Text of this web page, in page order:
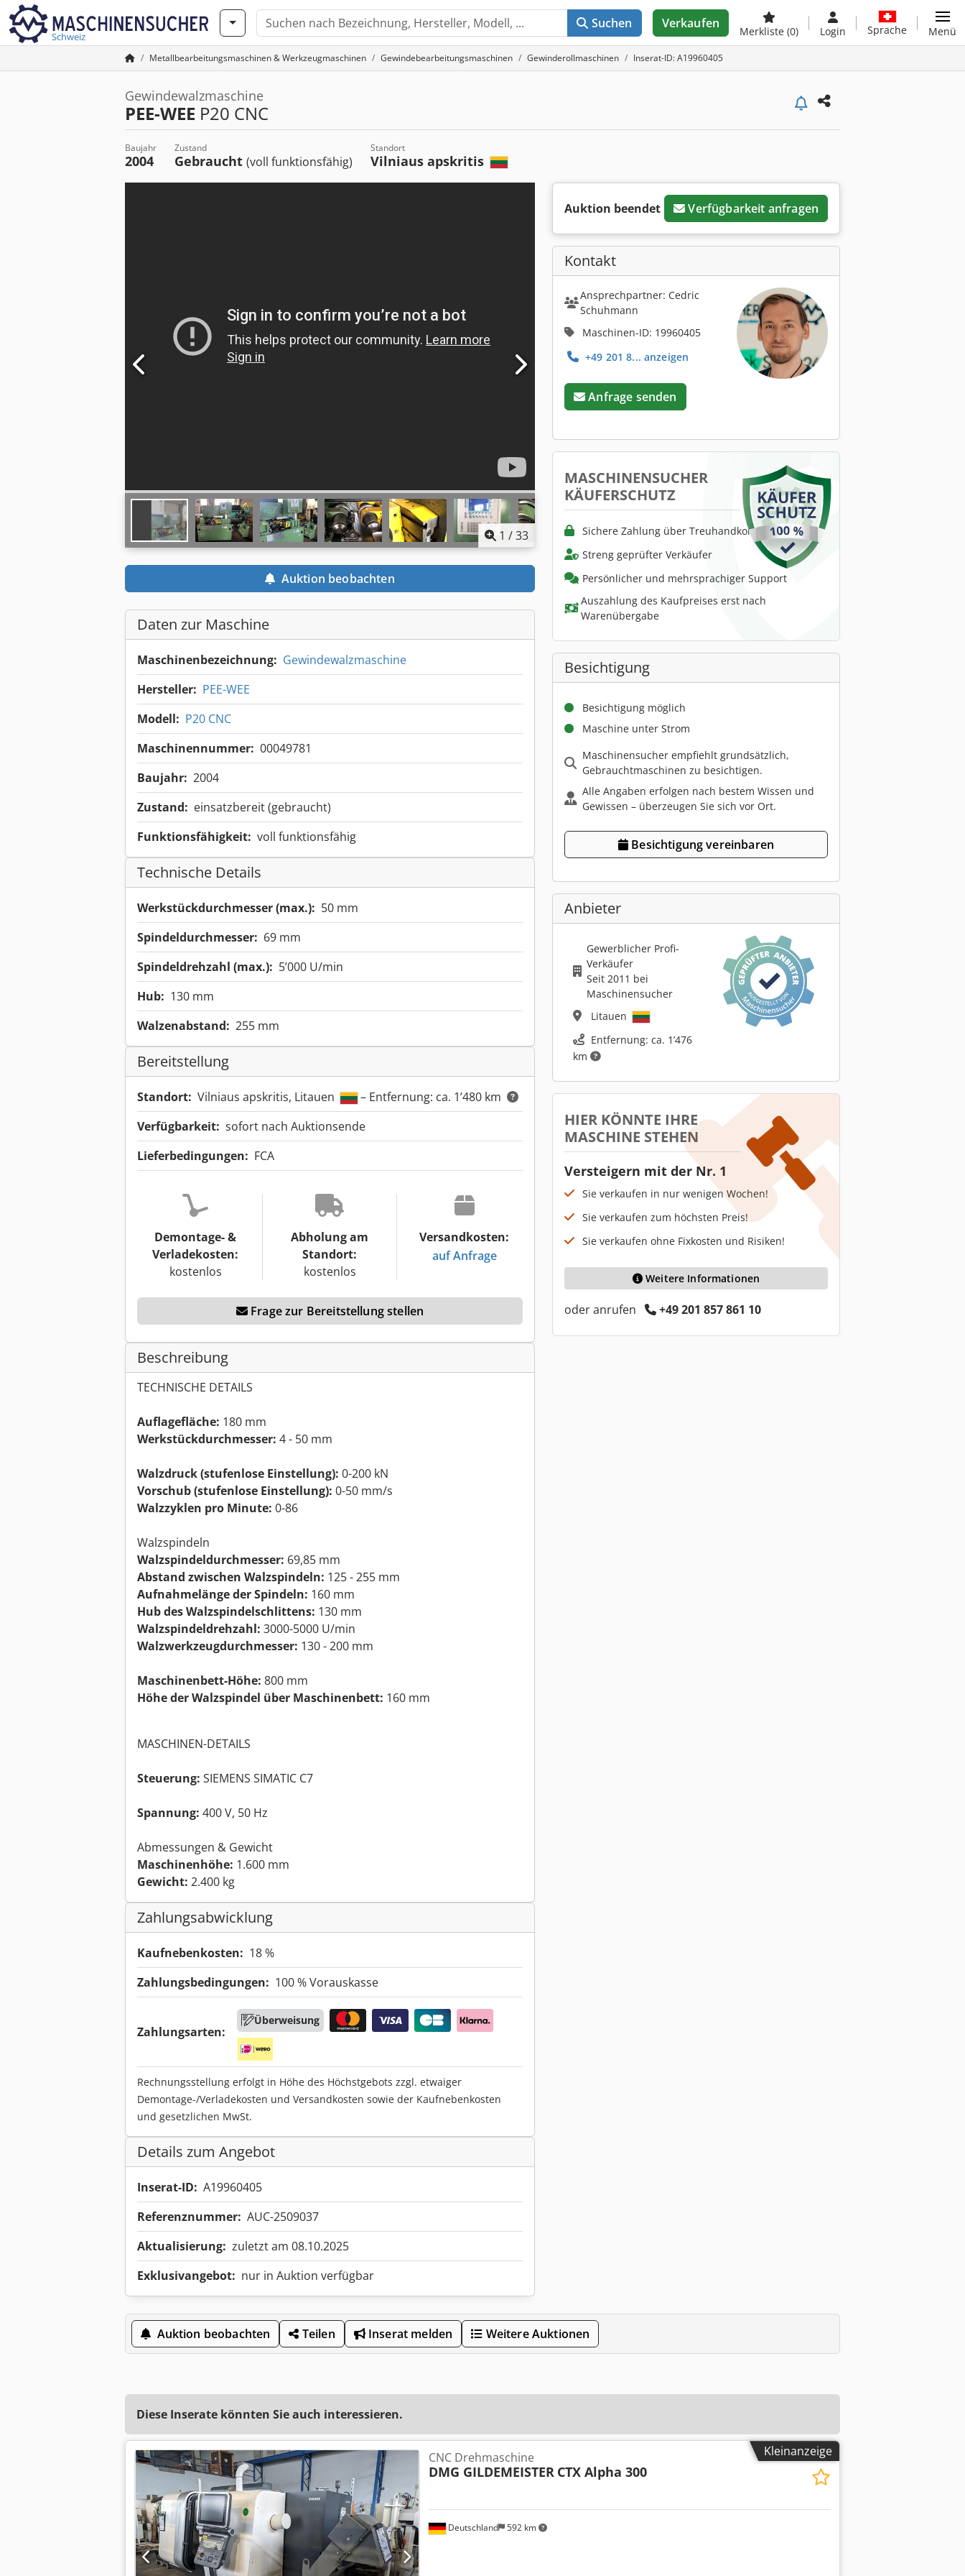
Schweiz
Suchen Verkaufen
Merkliste (0) Login Sprache Menü
Metallbearbeitungsmaschinen & Werkzeugmaschinen Gewindebearbeitungsmaschinen Gewinderollmaschinen Inserat-ID: A19960405
Gewindewalzmaschine
PEE-WEE P20 CNC
Baujahr
2004
Zustand
Gebraucht (voll funktionsfähig)
Standort
Vilniaus apskritis
1 /33
Auktion beobachten
Daten zur Maschine
Maschinenbezeichnung: Gewindewalzmaschine
Hersteller: PEE-WEE
Modell: P20 CNC
Maschinennummer: 00049781
Baujahr: 2004
Zustand: einsatzbereit (gebraucht)
Funktionsfähigkeit: voll funktionsfähig
Technische Details
Werkstückdurchmesser (max.): 50 mm
Spindeldurchmesser: 69 mm
Spindeldrehzahl (max.): 5’000 U/min
Hub: 130 mm
Walzenabstand: 255 mm
Bereitstellung
Standort: Vilniaus apskritis, Litauen
– Entfernung: ca. 1’480 km
Verfügbarkeit: sofort nach Auktionsende
Lieferbedingungen: FCA
Demontage- &
Verladekosten:
kostenlos
Abholung am
Standort:
kostenlos
Versandkosten:
auf Anfrage
Frage zur Bereitstellung stellen
Beschreibung
TECHNISCHE DETAILS
Auflagefläche: 180 mm
Werkstückdurchmesser: 4 - 50 mm
Walzdruck (stufenlose Einstellung): 0-200 kN
Vorschub (stufenlose Einstellung): 0-50 mm/s
Walzzyklen pro Minute: 0-86
Walzspindeln
Walzspindeldurchmesser: 69,85 mm
Abstand zwischen Walzspindeln: 125 - 255 mm
Aufnahmelänge der Spindeln: 160 mm
Hub des Walzspindelschlittens: 130 mm
Walzspindeldrehzahl: 3000-5000 U/min
Walzwerkzeugdurchmesser: 130 - 200 mm
Maschinenbett-Höhe: 800 mm
Höhe der Walzspindel über Maschinenbett: 160 mm
MASCHINEN-DETAILS
Steuerung: SIEMENS SIMATIC C7
Spannung: 400 V, 50 Hz
Abmessungen & Gewicht
Maschinenhöhe: 1.600 mm
Gewicht: 2.400 kg
Zahlungsabwicklung
Kaufnebenkosten: 18 %
Zahlungsbedingungen: 100 % Vorauskasse
Zahlungsarten:
Überweisung
Rechnungsstellung erfolgt in Höhe des Höchstgebots zzgl. etwaiger
Demontage-/Verladekosten und Versandkosten sowie der Kaufnebenkosten
und gesetzlichen MwSt.
Details zum Angebot
Inserat-ID: A19960405
Referenznummer: AUC-2509037
Aktualisierung: zuletzt am 08.10.2025
Exklusivangebot: nur in Auktion verfügbar
Auktion beendet Verfügbarkeit anfragen
Kontakt
Ansprechpartner: Cedric
Schuhmann
Maschinen-ID: 19960405
+49 201 8... anzeigen
Anfrage senden
MASCHINENSUCHER
KÄUFERSCHUTZ
Sichere Zahlung über Treuhandkonto
Streng geprüfter Verkäufer
Persönlicher und mehrsprachiger Support
Auszahlung des Kaufpreises erst nach
Warenübergabe
Besichtigung
Besichtigung möglich
Maschine unter Strom
Maschinensucher empfiehlt grundsätzlich,
Gebrauchtmaschinen zu besichtigen.
Alle Angaben erfolgen nach bestem Wissen und
Gewissen – überzeugen Sie sich vor Ort.
Besichtigung vereinbaren
Anbieter
Gewerblicher Profi-
Verkäufer
Seit 2011 bei
Maschinensucher
Litauen
Entfernung: ca. 1’476
km
HIER KÖNNTE IHRE
MASCHINE STEHEN
Versteigern mit der Nr. 1
Sie verkaufen in nur wenigen Wochen!
Sie verkaufen zum höchsten Preis!
Sie verkaufen ohne Fixkosten und Risiken!
Weitere Informationen
oder anrufen +49 201 857 861 10
Auktion beobachten Teilen Inserat melden Weitere Auktionen
Diese Inserate könnten Sie auch interessieren.
Kleinanzeige
Deutschland 592 km
CNC Drehmaschine
DMG GILDEMEISTER CTX Alpha 300